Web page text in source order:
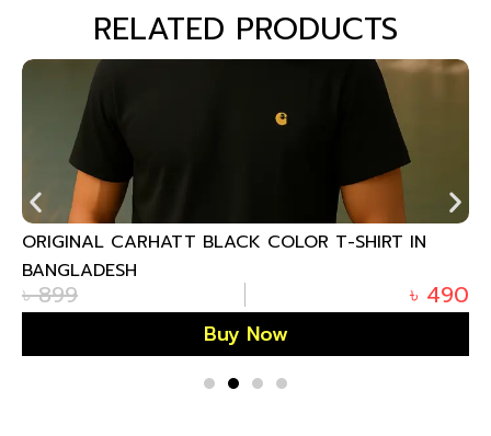
RELATED PRODUCTS
ORIGINAL CARHATT BLACK COLOR T-SHIRT IN
BANGLADESH
৳899 ৳ 490
Buy Now